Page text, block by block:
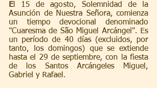
El 15 de agosto, Solemnidad de la
Asunción de Nuestra Señora, comienza
un tiempo devocional denominado
"Cuaresma de São Miguel Arcángel". Es
un período de 40 días (excluidos, por
tanto, los domingos) que se extiende
hasta el 29 de septiembre, con la fiesta
de los Santos Arcángeles Miguel,
Gabriel y Rafael.